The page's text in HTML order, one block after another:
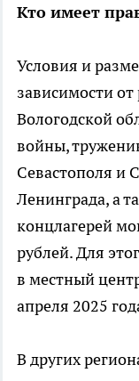
Кто имеет
Условия и
зависимости
Вологодской
войны,
Севастополя и
Ленинграда, а
концлагерей
рублей. Для
в местный
апреля 2025
В других